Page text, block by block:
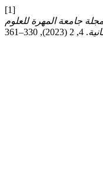
[1]
مجلة جامعة المهرة للعلوم